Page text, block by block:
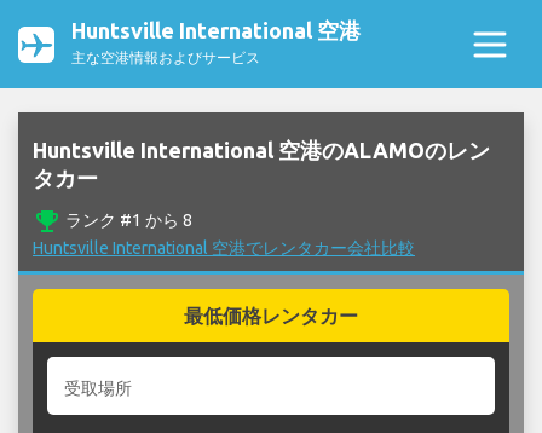
Huntsville International 空港
主な空港情報およびサービス
Huntsville International 空港のALAMOのレン
タカー
emoji_events ランク #1 から 8
Huntsville International 空港でレンタカー会社比較
最低価格レンタカー
受取場所